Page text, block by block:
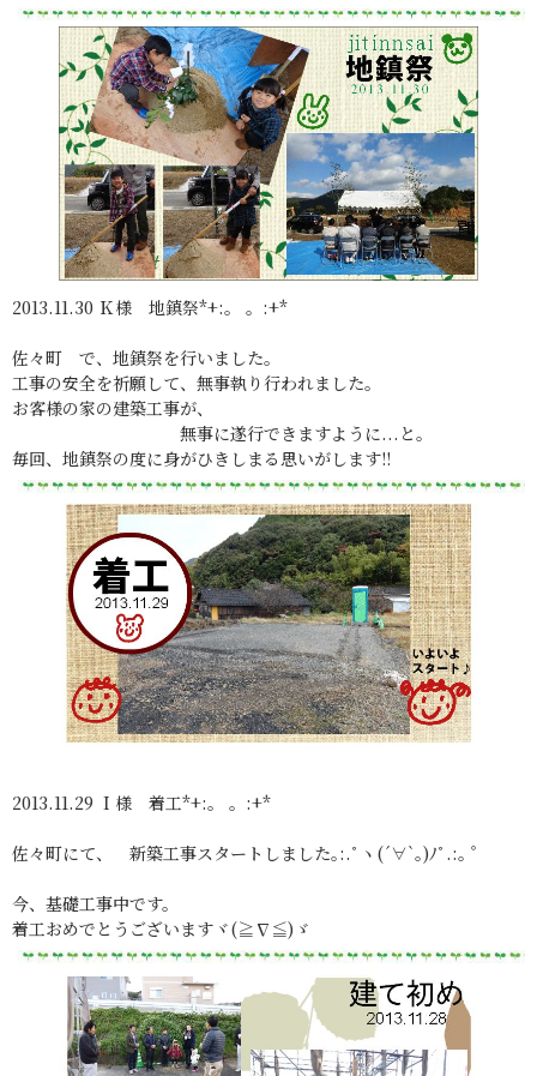
2013.11.30 Ｋ様 地鎮祭*+:。 。:+*
佐々町 で、地鎮祭を行いました。
工事の安全を祈願して、無事執り行われました。
お客様の家の建築工事が、
無事に遂行できますように...と。
毎回、地鎮祭の度に身がひきしまる思いがします!!
2013.11.29 Ｉ様 着工*+:。 。:+*
佐々町にて、 新築工事スタートしました｡:.ﾟヽ(´∀`｡)ﾉﾟ.:｡ ゜
今、基礎工事中です。
着工おめでとうございますヾ(≧∇≦)ゞ